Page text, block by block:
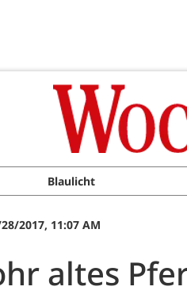
Blaulicht
2017, 11:07 AM
altes